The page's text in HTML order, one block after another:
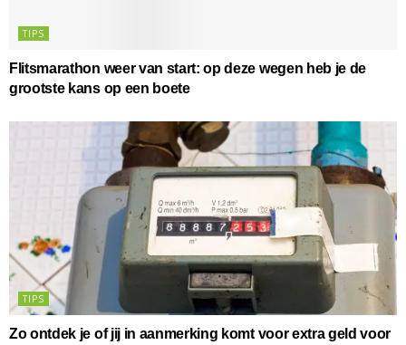
TIPS
Flitsmarathon weer van start: op deze wegen heb je de
grootste kans op een boete
TIPS
Zo ontdek je of jij in aanmerking komt voor extra geld voor